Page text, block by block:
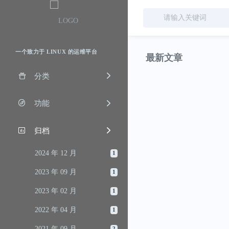
一个致力于 LINUX 的运维平台
分类
功能
归档
2024 年 12 月 1
2023 年 09 月 1
2023 年 02 月 1
2022 年 04 月 1
最新文章